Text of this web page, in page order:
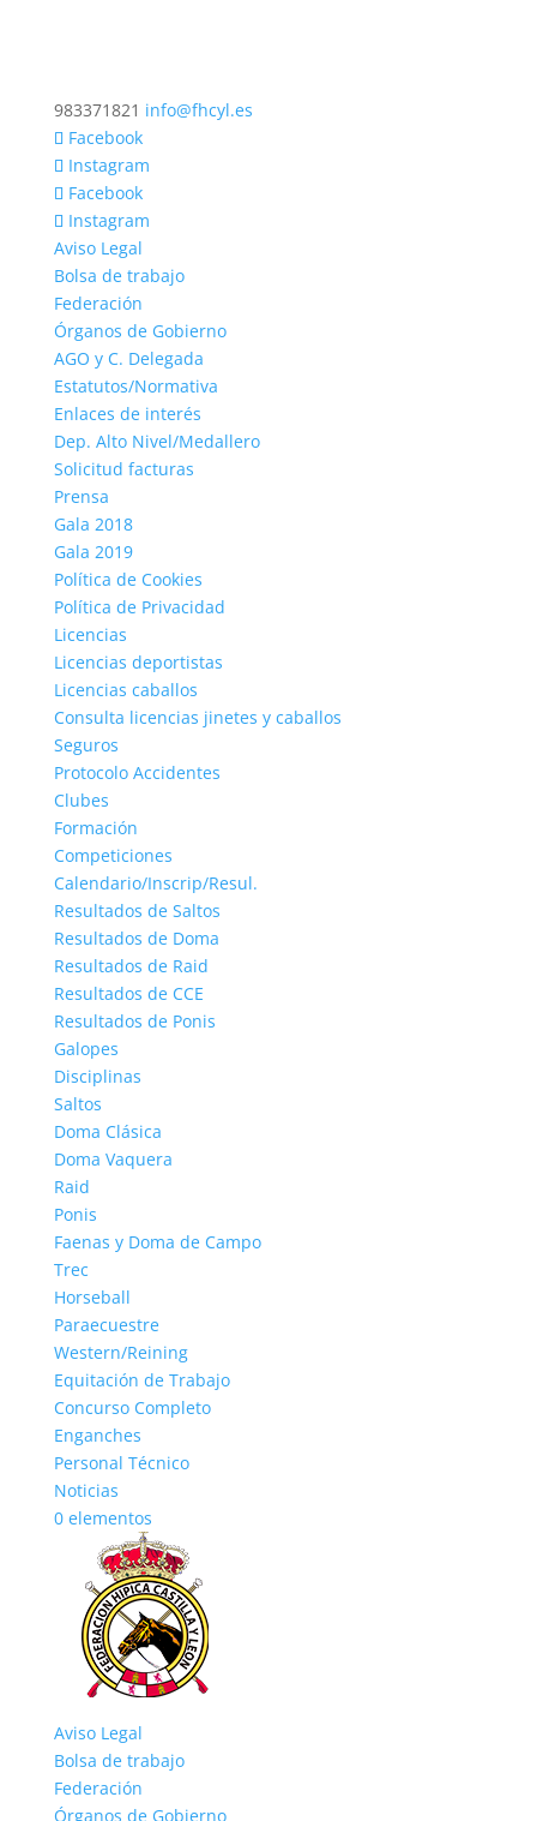
983371821 info@fhcyl.es
Facebook
Instagram
Facebook
Instagram
Aviso Legal
Bolsa de trabajo
Federación
Órganos de Gobierno
AGO y C. Delegada
Estatutos/Normativa
Enlaces de interés
Dep. Alto Nivel/Medallero
Solicitud facturas
Prensa
Gala 2018
Gala 2019
Política de Cookies
Política de Privacidad
Licencias
Licencias deportistas
Licencias caballos
Consulta licencias jinetes y caballos
Seguros
Protocolo Accidentes
Clubes
Formación
Competiciones
Calendario/Inscrip/Resul.
Resultados de Saltos
Resultados de Doma
Resultados de Raid
Resultados de CCE
Resultados de Ponis
Galopes
Disciplinas
Saltos
Doma Clásica
Doma Vaquera
Raid
Ponis
Faenas y Doma de Campo
Trec
Horseball
Paraecuestre
Western/Reining
Equitación de Trabajo
Concurso Completo
Enganches
Personal Técnico
Noticias
0 elementos
Aviso Legal
Bolsa de trabajo
Federación
Órganos de Gobierno